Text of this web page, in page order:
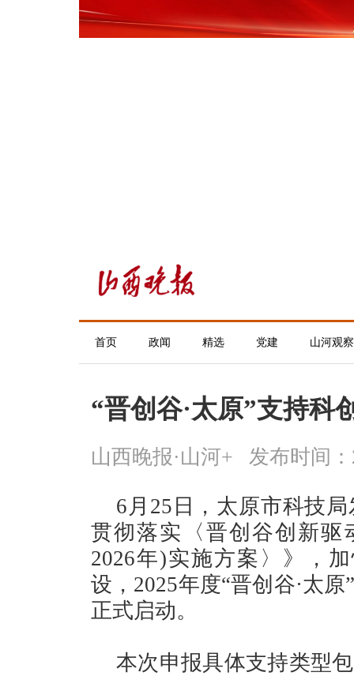
首页 政闻 精选 党建 山河观察
“晋创谷·太原”支持科
山西晚报·山河+ 发布时间：
6月25日，太原市科技
贯彻落实〈晋创谷创新驱
2026年)实施方案〉》，
设，2025年度“晋创谷·太
正式启动。
本次申报具体支持类型